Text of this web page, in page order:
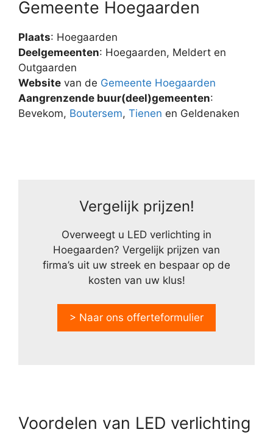
Gemeente Hoegaarden
Plaats: Hoegaarden
Deelgemeenten: Hoegaarden, Meldert en
Outgaarden
Website van de Gemeente Hoegaarden
Aangrenzende buur(deel)gemeenten:
Bevekom, Boutersem, Tienen en Geldenaken
Vergelijk prijzen!
Overweegt u LED verlichting in
Hoegaarden? Vergelijk prijzen van
firma’s uit uw streek en bespaar op de
kosten van uw klus!
> Naar ons offerteformulier
Voordelen van LED verlichting